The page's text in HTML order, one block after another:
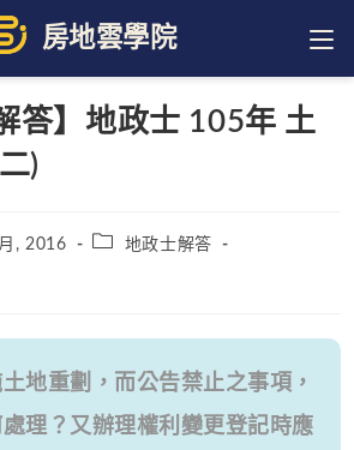
答】地政士 105年 土
)
, 2016
Post地政士解答
地重劃，而公告禁止之事項，
理？又辦理權利變更登記時應